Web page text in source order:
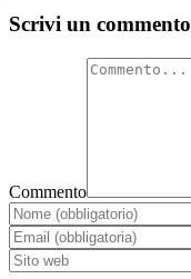
Scrivi un commento
Commento